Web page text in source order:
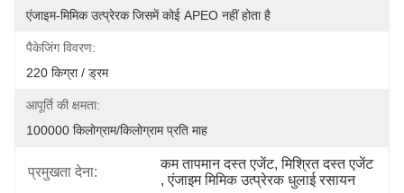
एंजाइम-मिमिक उत्प्रेरक जिसमें कोई APEO नहीं होता है
पैकेजिंग विवरण:
220 किग्रा / ड्रम
आपूर्ति की क्षमता:
100000 किलोग्राम/किलोग्राम प्रति माह
प्रमुखता देना:
कम तापमान दस्त एजेंट, मिश्रित दस्त एजेंट
, एंजाइम मिमिक उत्प्रेरक धुलाई रसायन